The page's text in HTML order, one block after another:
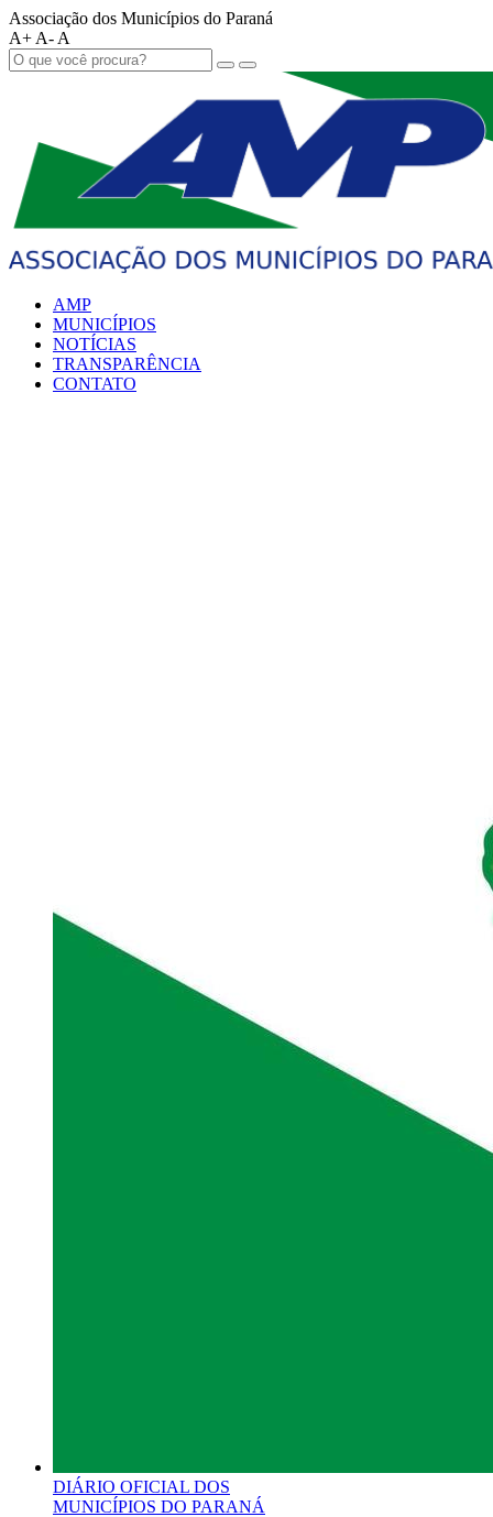
Associação dos Municípios do Paraná
A+ A- A
AMP
MUNICÍPIOS
NOTÍCIAS
TRANSPARÊNCIA
CONTATO
DIÁRIO OFICIAL DOS
MUNICÍPIOS DO PARANÁ